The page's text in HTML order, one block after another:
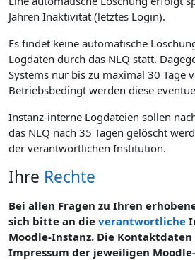
Jahren Inaktivität (letztes Login).
Es findet keine automatische
Logdaten durch das NLQ statt.
Systems nur bis zu maximal 30 Tage
Betriebsbedingt werden diese
Instanz-interne Logdateien sollen
das NLQ nach 35 Tagen gelöscht
der verantwortlichen Institution.
Ihre Rechte
Bei allen Fragen zu Ihren
sich bitte an die verantwortliche
Moodle-Instanz. Die
Impressum der jeweiligen